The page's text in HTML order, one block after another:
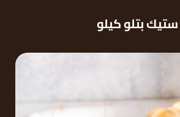
ستيك بتلو كيلو